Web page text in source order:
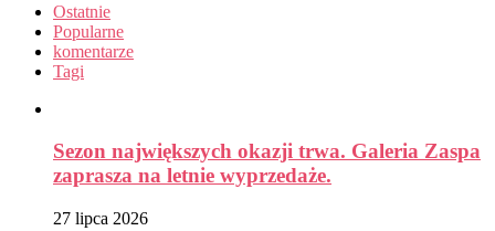
Ostatnie
Popularne
komentarze
Tagi
Sezon największych okazji trwa. Galeria Zaspa
zaprasza na letnie wyprzedaże.
27 lipca 2026